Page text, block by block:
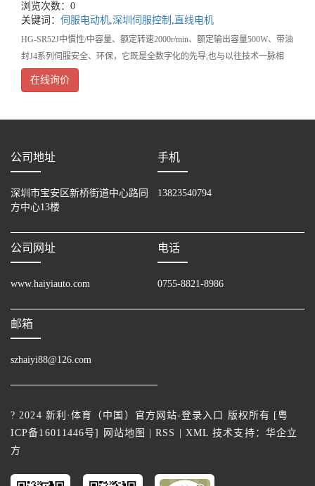
浏览次数：0
关键词： 伺服电动机,深圳伺服控制 , 直线电机
HG-SR52J中慣性/中容量、额定转速2000r/min、额定输出容量500W、带油
封J4系列伺服安全、环保，它既是全数字化的先导,也与以往技术一脉相
承。采用集聚了三菱进一步优化的高速伺服控制结构的专用执行引擎。实
现了业内高
在线询价
公司地址
深圳市宝安区新桥街道中心路同
方中心13楼
手机
13823540794
公司网址
www.haiyiauto.com
电话
0755-8821-8986
邮箱
szhaiyi88@126.com
? 2024 新利·体育（中国）官方网站-登录入口 版权所有 [粤
ICP备16011446号] 网站地图 |RSS XML 技术支持： 华企立
方